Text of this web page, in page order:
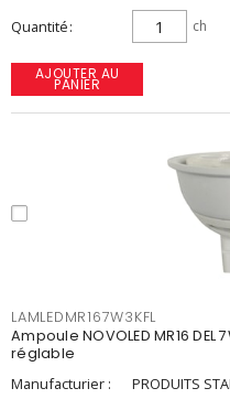
Quantité ch
AJOUTER AU
PANIER
LAMLEDMR167W3KFL
Ampoule NOVOLED MR16
réglable
Manufacturier :
PRODUITS